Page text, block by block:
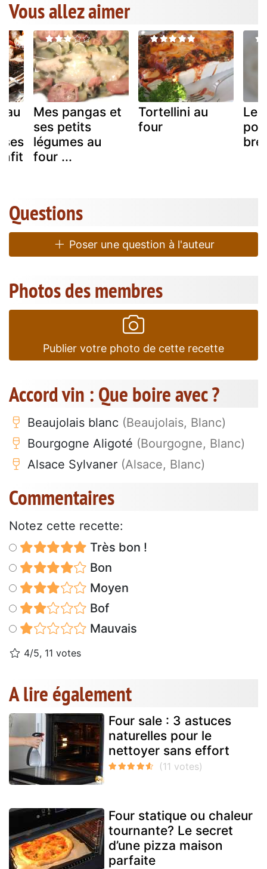
Vous allez aimer
Mes pangas et
ses petits
légumes au
four ...
Tortellini au
four
Le
Questions
Poser une question à l'auteur
Photos des membres
Publier votre photo de cette recette
Accord vin : Que boire avec ?
Beaujolais blanc (Beaujolais, Blanc)
Bourgogne Aligoté (Bourgogne, Blanc)
Alsace Sylvaner (Alsace, Blanc)
Commentaires
Notez cette recette:
Très bon !
Bon
Moyen
Bof
Mauvais
4/5, 11 votes
A lire également
Four sale : 3 astuces
naturelles pour le
nettoyer sans effort
Four statique ou chaleur
tournante? Le secret
d’une pizza maison
parfaite